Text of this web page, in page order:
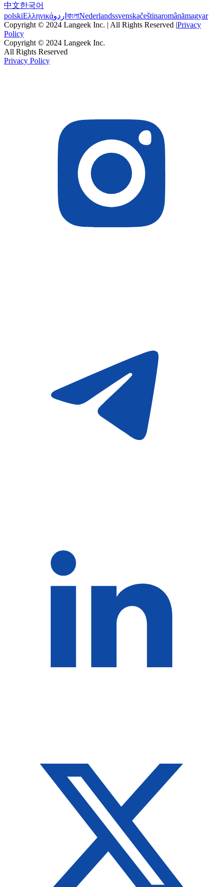
中文한국어
polskiΕλληνικάاردو বাংলাNederlandssvenskačeštinaromânămagyar
Copyright © 2024 Langeek Inc. | All Rights Reserved |Privacy
Policy
Copyright © 2024 Langeek Inc.
All Rights Reserved
Privacy Policy